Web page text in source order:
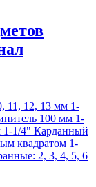
11, 12, 13 мм 1-
100 мм 1-
1-1/4" Карданный
квадратом 1-
2, 3, 4, 5, 6